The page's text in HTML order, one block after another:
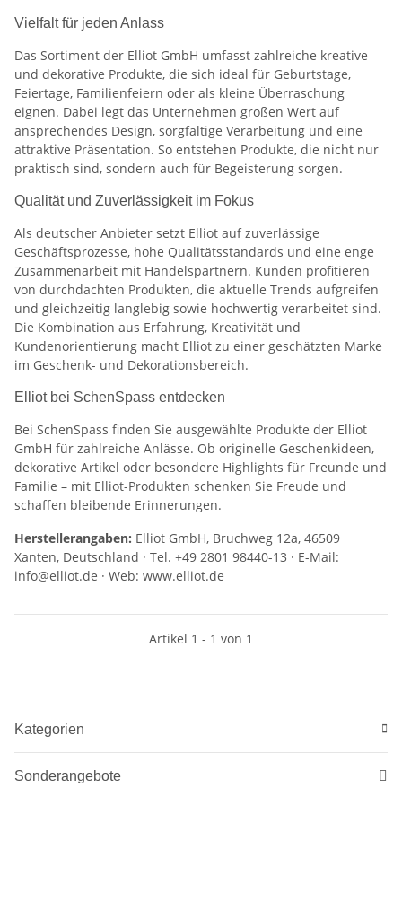
Vielfalt für jeden Anlass
Das Sortiment der Elliot GmbH umfasst zahlreiche kreative
und dekorative Produkte, die sich ideal für Geburtstage,
Feiertage, Familienfeiern oder als kleine Überraschung
eignen. Dabei legt das Unternehmen großen Wert auf
ansprechendes Design, sorgfältige Verarbeitung und eine
attraktive Präsentation. So entstehen Produkte, die nicht nur
praktisch sind, sondern auch für Begeisterung sorgen.
Qualität und Zuverlässigkeit im Fokus
Als deutscher Anbieter setzt Elliot auf zuverlässige
Geschäftsprozesse, hohe Qualitätsstandards und eine enge
Zusammenarbeit mit Handelspartnern. Kunden profitieren
von durchdachten Produkten, die aktuelle Trends aufgreifen
und gleichzeitig langlebig sowie hochwertig verarbeitet sind.
Die Kombination aus Erfahrung, Kreativität und
Kundenorientierung macht Elliot zu einer geschätzten Marke
im Geschenk- und Dekorationsbereich.
Elliot bei SchenSpass entdecken
Bei SchenSpass finden Sie ausgewählte Produkte der Elliot
GmbH für zahlreiche Anlässe. Ob originelle Geschenkideen,
dekorative Artikel oder besondere Highlights für Freunde und
Familie – mit Elliot-Produkten schenken Sie Freude und
schaffen bleibende Erinnerungen.
Herstellerangaben: Elliot GmbH, Bruchweg 12a, 46509
Xanten, Deutschland · Tel. +49 2801 98440-13 · E-Mail:
info@elliot.de · Web: www.elliot.de
Artikel 1 - 1 von 1
Kategorien
Sonderangebote